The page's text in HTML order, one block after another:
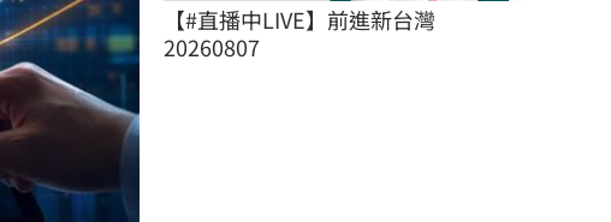
【#直播中LIVE】前進新台灣
20260807